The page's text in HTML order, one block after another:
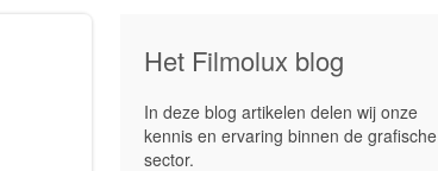
Het Filmolux blog
In deze blog artikelen delen wij onze
kennis en ervaring binnen de grafische
sector.